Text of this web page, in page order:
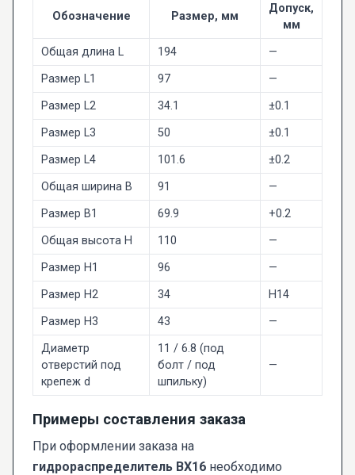
Обозначение Размер, мм
Допуск,
мм
Общая длина L
194
—
Размер L1
97
—
Размер L2
34.1
±0.1
Размер L3
50
±0.1
Размер L4
101.6
±0.2
Общая ширина B
91
—
Размер B1
69.9
+0.2
Общая высота H
110
—
Размер H1
96
—
Размер H2
34
H14
Размер H3
43
—
Диаметр
отверстий под
крепеж d
11 / 6.8 (под
болт / под
шпильку)
—
Примеры составления заказа
При оформлении заказа на
гидрораспределитель ВХ16 необходимо